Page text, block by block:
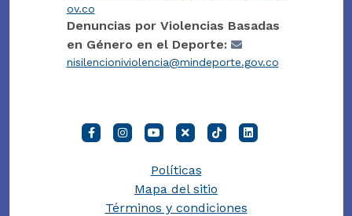
ov.co
Denuncias por Violencias Basadas
en Género en el Deporte:
nisilencioniviolencia@mindeporte.gov.co
Políticas
Mapa del sitio
Términos y condiciones